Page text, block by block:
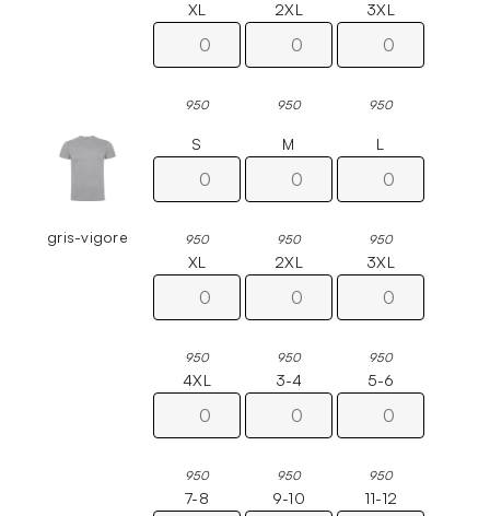
XL
950
2XL
950
3XL
950
gris-vigore
S
950
M
950
L
950
XL
950
2XL
950
3XL
950
4XL
950
3-4
950
5-6
950
7-8 9-10 11-12